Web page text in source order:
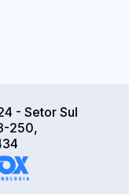
- Setor Sul
250,